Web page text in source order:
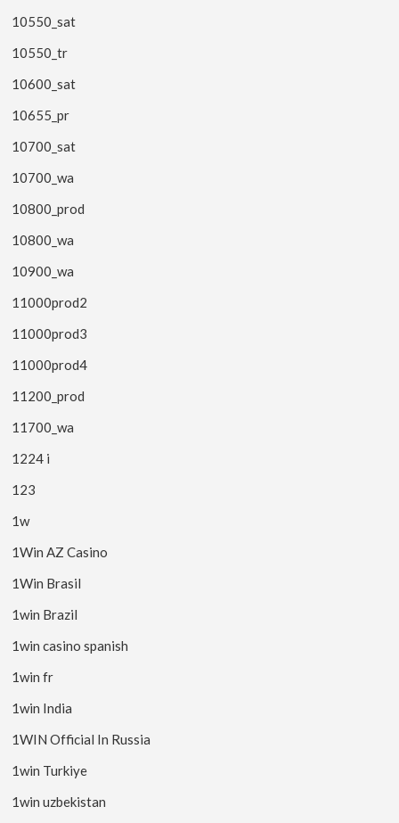
10550_sat
10550_tr
10600_sat
10655_pr
10700_sat
10700_wa
10800_prod
10800_wa
10900_wa
11000prod2
11000prod3
11000prod4
11200_prod
11700_wa
1224 i
123
1w
1Win AZ Casino
1Win Brasil
1win Brazil
1win casino spanish
1win fr
1win India
1WIN Official In Russia
1win Turkiye
1win uzbekistan